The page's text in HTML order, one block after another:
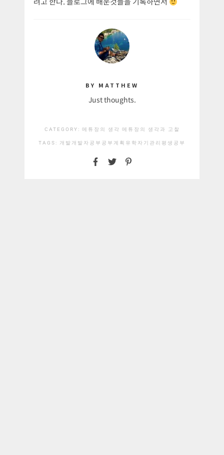
BY MATTHEW
Just thoughts.
CATEGORY: 메튜장의 생각 메튜장의 생각과 고찰
TAGS: 개발 개발자 공부 공부계획 유학 자기관리 평생공부